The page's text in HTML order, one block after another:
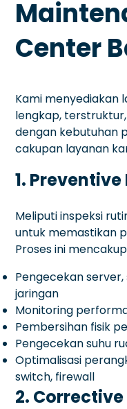
Center
Kami menyediakan
lengkap,
dengan kebutuhan
cakupan layanan
1.
Meliputi inspeksi
untuk memastikan
Proses ini
Pengecekan
jaringan
Monitoring
Pembersihan fisik
Pengecekan suhu
Optimalisasi
switch, firewall
2.